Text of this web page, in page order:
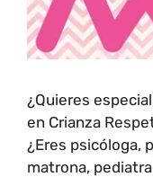
¿Quieres
en Crianza
¿Eres psicóloga,
matrona,